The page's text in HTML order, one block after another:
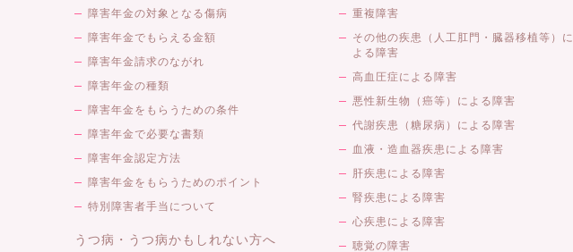
障害年金の対象となる傷病
障害年金でもらえる金額
障害年金請求のながれ
障害年金の種類
障害年金をもらうための条件
障害年金で必要な書類
障害年金認定方法
障害年金をもらうためのポイント
特別障害者手当について
うつ病・うつ病かもしれない方へ
重複障害
その他の疾患（人工肛門・臓器移植等）に
よる障害
高血圧症による障害
悪性新生物（癌等）による障害
代謝疾患（糖尿病）による障害
血液・造血器疾患による障害
肝疾患による障害
腎疾患による障害
心疾患による障害
聴覚の障害